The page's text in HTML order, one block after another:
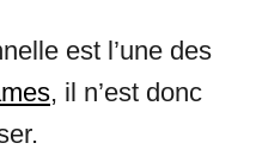
est l’une des
, il n’est donc